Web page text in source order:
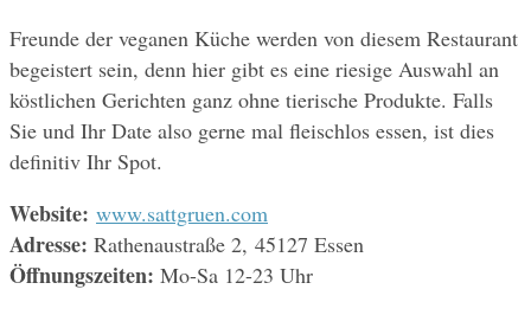
Freunde der veganen Küche werden von diesem Restaurant
begeistert sein, denn hier gibt es eine riesige Auswahl an
köstlichen Gerichten ganz ohne tierische Produkte. Falls
Sie und Ihr Date also gerne mal fleischlos essen, ist dies
definitiv Ihr Spot.
Website: www.sattgruen.com
Adresse: Rathenaustraße 2, 45127 Essen
Öffnungszeiten: Mo-Sa 12-23 Uhr